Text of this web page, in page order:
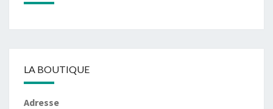
LA BOUTIQUE
Adresse